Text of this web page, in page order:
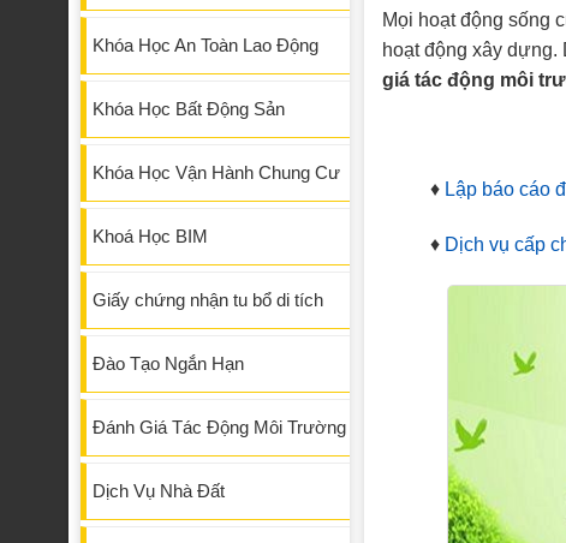
Khóa Học An Toàn Lao Động
Khóa Học Bất Động Sản
Khóa Học Vận Hành Chung Cư
Khoá Học BIM
Giấy chứng nhận tu bổ di tích
Đào Tạo Ngắn Hạn
Đánh Giá Tác Động Môi Trường
Dịch Vụ Nhà Đất
Mọi hoạt động sống
hoạt động xây
giá tác động môi
♦ Lập báo cáo
♦ Dịch vụ cấp